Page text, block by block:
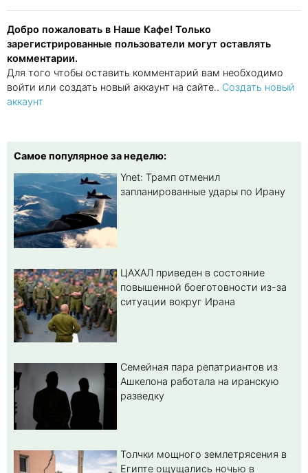
Добро пожаловать в Наше Кафе! Только
зарегистрированные пользователи могут оставлять
комментарии.
Для того чтобы оставить комментарий вам необходимо
войти или создать новый аккаунт на сайте.. Создать новый
аккаунт
Самое популярное за неделю:
Ynet: Трамп отменил
запланированные удары по Ирану
ЦАХАЛ приведен в состояние
повышенной боеготовности из-за
ситуации вокруг Ирана
Семейная пара репатриантов из
Ашкелона работала на иранскую
разведку
Толчки мощного землетрясения в
Египте ощущались ночью в